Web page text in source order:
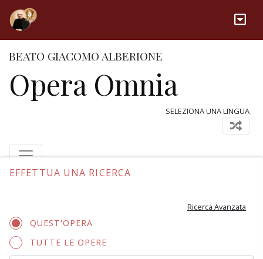
BEATO GIACOMO ALBERIONE
Opera Omnia
SELEZIONA UNA LINGUA
EFFETTUA UNA RICERCA
Ricerca Avanzata
QUEST'OPERA
TUTTE LE OPERE